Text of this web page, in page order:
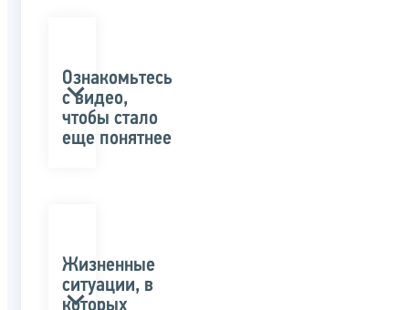
Ознакомьтесь
с видео,
чтобы стало
еще понятнее
Жизненные
ситуации, в